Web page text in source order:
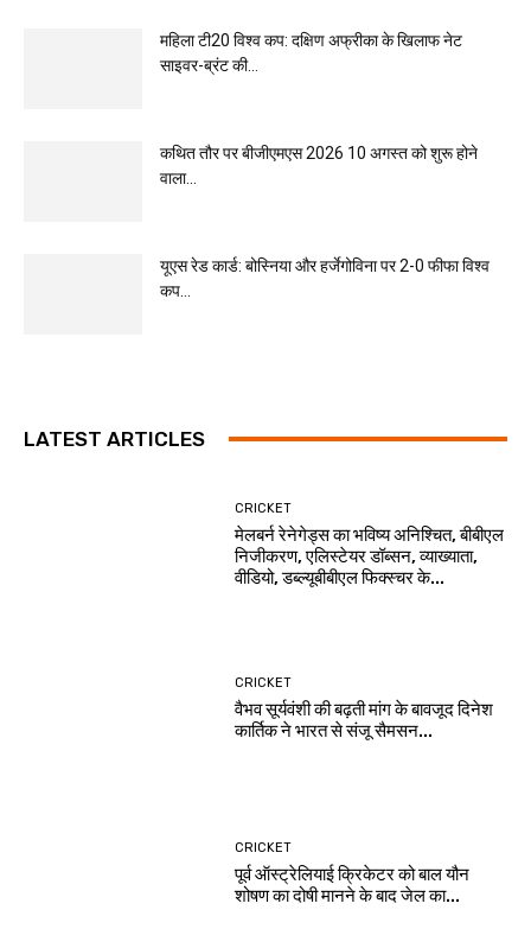
महिला टी20 विश्व कप: दक्षिण अफ्रीका के खिलाफ नेट
साइवर-ब्रंट की...
कथित तौर पर बीजीएमएस 2026 10 अगस्त को शुरू होने
वाला...
यूएस रेड कार्ड: बोस्निया और हर्जेगोविना पर 2-0 फीफा विश्व
कप...
LATEST ARTICLES
CRICKET
मेलबर्न रेनेगेड्स का भविष्य अनिश्चित, बीबीएल
निजीकरण, एलिस्टेयर डॉब्सन, व्याख्याता,
वीडियो, डब्ल्यूबीबीएल फिक्स्चर के...
CRICKET
वैभव सूर्यवंशी की बढ़ती मांग के बावजूद दिनेश
कार्तिक ने भारत से संजू सैमसन...
CRICKET
पूर्व ऑस्ट्रेलियाई क्रिकेटर को बाल यौन
शोषण का दोषी मानने के बाद जेल का...